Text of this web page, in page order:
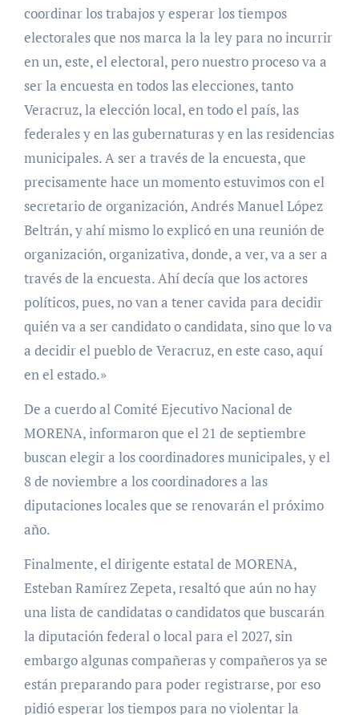
coordinar los trabajos y esperar los tiempos
electorales que nos marca la la ley para no incurrir
en un, este, el electoral, pero nuestro proceso va a
ser la encuesta en todos las elecciones, tanto
Veracruz, la elección local, en todo el país, las
federales y en las gubernaturas y en las residencias
municipales. A ser a través de la encuesta, que
precisamente hace un momento estuvimos con el
secretario de organización, Andrés Manuel López
Beltrán, y ahí mismo lo explicó en una reunión de
organización, organizativa, donde, a ver, va a ser a
través de la encuesta. Ahí decía que los actores
políticos, pues, no van a tener cavida para decidir
quién va a ser candidato o candidata, sino que lo va
a decidir el pueblo de Veracruz, en este caso, aquí
en el estado.»
De a cuerdo al Comité Ejecutivo Nacional de
MORENA, informaron que el 21 de septiembre
buscan elegir a los coordinadores municipales, y el
8 de noviembre a los coordinadores a las
diputaciones locales que se renovarán el próximo
año.
Finalmente, el dirigente estatal de MORENA,
Esteban Ramírez Zepeta, resaltó que aún no hay
una lista de candidatas o candidatos que buscarán
la diputación federal o local para el 2027, sin
embargo algunas compañeras y compañeros ya se
están preparando para poder registrarse, por eso
pidió esperar los tiempos para no violentar la